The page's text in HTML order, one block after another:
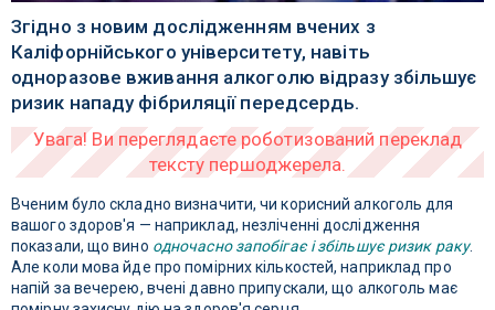
Згідно з новим дослідженням вчених з
Каліфорнійського університету, навіть
одноразове вживання алкоголю відразу збільшує
ризик нападу фібриляції передсердь.
Вченим було складно визначити, чи корисний алкоголь для
вашого здоров'я — наприклад, незліченні дослідження
показали, що вино одночасно запобігає і збільшує ризик раку.
Але коли мова йде про помірних кількостей, наприклад про
напій за вечерею, вчені давно припускали, що алкоголь має